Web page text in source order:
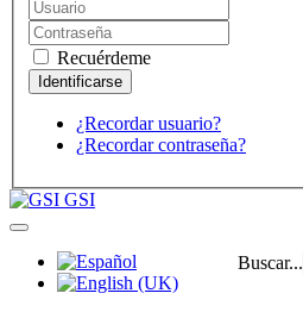
Recuérdeme
¿Recordar usuario?
¿Recordar contraseña?
GSI
Buscar...